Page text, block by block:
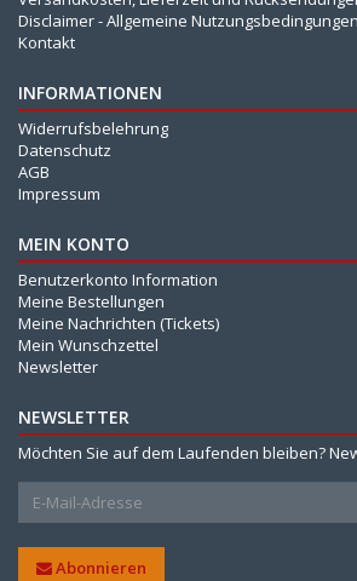
Disclaimer - Allgemeine Nutzungsbedingungen
Kontakt
INFORMATIONEN
Widerrufsbelehrung
Datenschutz
AGB
Impressum
MEIN KONTO
Benutzerkonto Information
Meine Bestellungen
Meine Nachrichten (Tickets)
Mein Wunschzettel
Newsletter
NEWSLETTER
Möchten Sie auf dem Laufenden bleiben?
Abonnieren